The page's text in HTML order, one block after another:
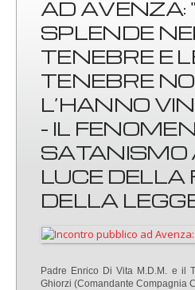
AD AVENZA:
SPLENDE
TENEBRE E
TENEBRE
L’HANNO
- IL
SATANISMO
LUCE DELLA
DELLA
Padre Enrico Di Vita M.D.M. e il
Ghiorzi (Comandante Compagnia